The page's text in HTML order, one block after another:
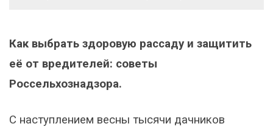
Как выбрать здоровую рассаду и защитить
её от вредителей: советы
Россельхознадзора.
С наступлением весны тысячи дачников